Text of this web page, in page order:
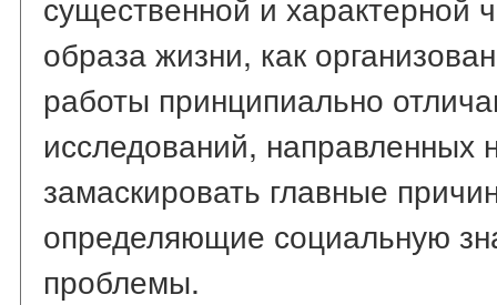
образа жизни, как
работы принципиально
исследований, направленных
замаскировать главные
определяющие социальную
проблемы.